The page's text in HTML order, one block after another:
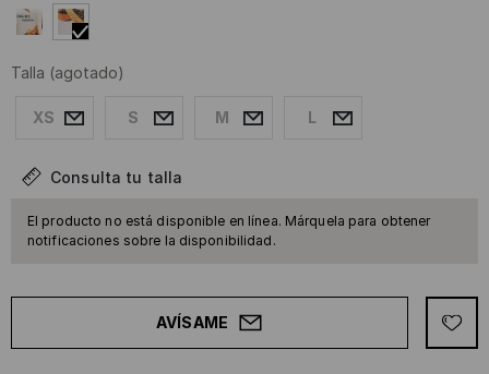
Talla (agotado)
XS S M L
Consulta tu talla
El producto no está disponible en línea. Márquela para obtener
notificaciones sobre la disponibilidad.
AVÍSAME